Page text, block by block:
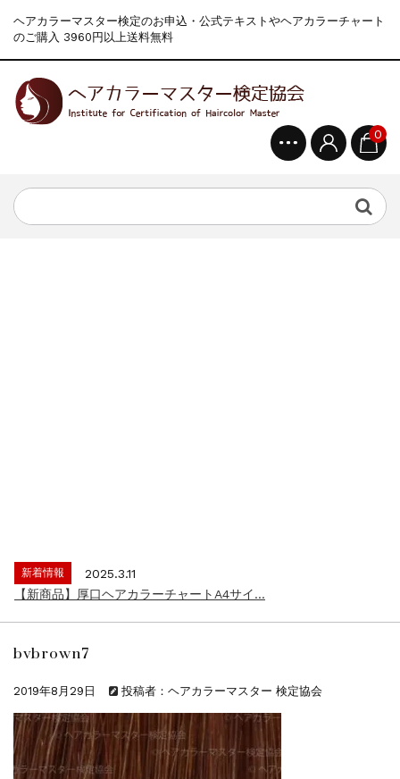
ヘアカラーマスター検定のお申込・公式テキストやヘアカラーチャート
のご購入 3960円以上送料無料
0
新着情報
2025.3.11
【新商品】厚口ヘアカラーチャートA4サイ...
新着情報
2024.4.10
新着情報
一部ヘアカラーチャートのお値引きを行いま...
新着情報
2026.7.1
2026年度夏季・シルバーウィーク休業の...
bvbrown7
2019年8月29日 投稿者：ヘアカラーマスター 検定協会